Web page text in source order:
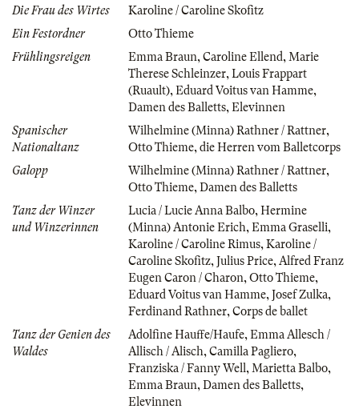
Die Frau des Wirtes
Karoline / Caroline Skofitz
Ein Festordner
Otto Thieme
Frühlingsreigen
Emma Braun, Caroline Ellend, Marie
Therese Schleinzer, Louis Frappart
(Ruault), Eduard Voitus van Hamme,
Damen des Balletts, Elevinnen
Spanischer
Nationaltanz
Wilhelmine (Minna) Rathner / Rattner,
Otto Thieme, die Herren vom Balletcorps
Galopp
Wilhelmine (Minna) Rathner / Rattner,
Otto Thieme, Damen des Balletts
Tanz der Winzer
und Winzerinnen
Lucia / Lucie Anna Balbo, Hermine
(Minna) Antonie Erich, Emma Graselli,
Karoline / Caroline Rimus, Karoline /
Caroline Skofitz, Julius Price, Alfred Franz
Eugen Caron / Charon, Otto Thieme,
Eduard Voitus van Hamme, Josef Zulka,
Ferdinand Rathner, Corps de ballet
Tanz der Genien des
Waldes
Adolfine Hauffe/Haufe, Emma Allesch /
Allisch / Alisch, Camilla Pagliero,
Franziska / Fanny Well , Marietta Balbo,
Emma Braun, Damen des Balletts,
Elevinnen